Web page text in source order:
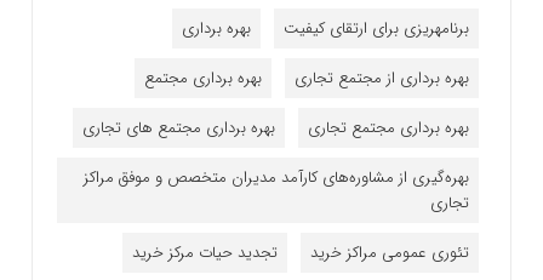
برنامه‎ریزی برای ارتقای کیفیت
بهره برداری
بهره برداری از مجتمع تجاری
بهره برداری مجتمع
بهره برداری مجتمع تجاری
بهره برداری مجتمع های تجاری
بهره‌گیری از مشاوره‌های کارآمد مدیران متخصص و موفق مراکز
تجاری
تئوری عمومی مراکز خرید
تجدید حیات مرکز خرید